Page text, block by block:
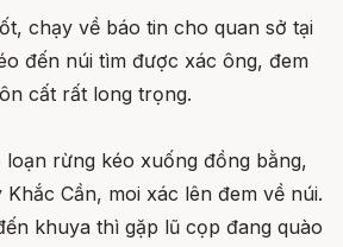
chạy về báo tin cho quan sở tại
đến núi tìm được xác ông, đem
cất rất long trọng.
rừng kéo xuống đồng bằng,
Cần, moi xác lên đem về núi.
khuya thì gặp lũ cọp đang quào